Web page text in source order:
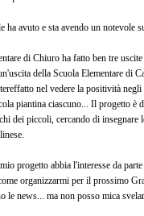
ha avuto e sta avendo un notevole
di Chiuro ha fatto ben tre
della Scuola Elementare di
nel vedere la positività
piantina ciascuno... Il progetto è
dei piccoli, cercando di
progetto abbia l'interesse da
organizzarmi per il prossimo
le news... ma non posso mica